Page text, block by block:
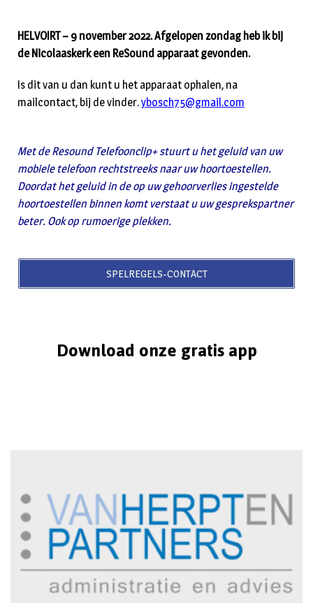
HELVOIRT – 9 november 2022. Afgelopen zondag heb ik bij
de Nicolaaskerk een ReSound apparaat gevonden.
Is dit van u dan kunt u het apparaat ophalen, na
mailcontact, bij de vinder.ybosch75@gmail.com
Met de Resound Telefoonclip+ stuurt u het geluid van uw
mobiele telefoon rechtstreeks naar uw hoortoestellen.
Doordat het geluid in de op uw gehoorverlies ingestelde
hoortoestellen binnen komt verstaat u uw gesprekspartner
beter. Ook op rumoerige plekken.
SPELREGELS-CONTACT
Download onze gratis app